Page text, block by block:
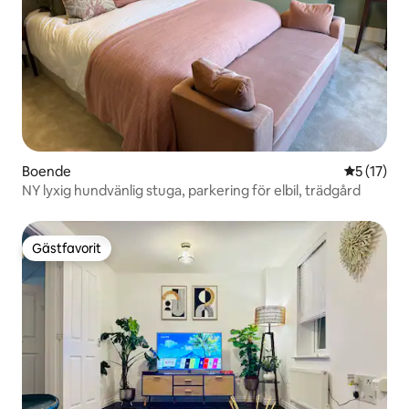
Boende 5 av 5 i
5 (17)
NY lyxig hundvänlig stuga, parkering för elbil, trädgård
Gästfavorit
Gästfavorit